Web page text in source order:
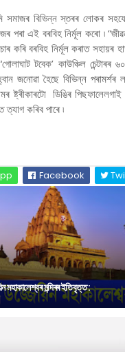
বিভিন্ন স্তৰৰ লোকৰ
পৰা এই বৰবিহ নিৰ্মূল কৰো ৷
কৰি বৰবিহ নিৰ্মূল কৰাত সহায়ৰ
টবেক’ কাউঞ্চিল
জনোৱা হৈছে বিভিন্ন পৰামৰ্শৰ
ষ্ট্ৰীকাৰটো ডিঙিৰ
কৰিব পাৰে ৷
Facebook
মহাকালেশ্বৰ মন্দিৰৰ ইতিবৃত্ত :